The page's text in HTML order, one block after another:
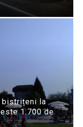
bistrițeni la
1.700 de